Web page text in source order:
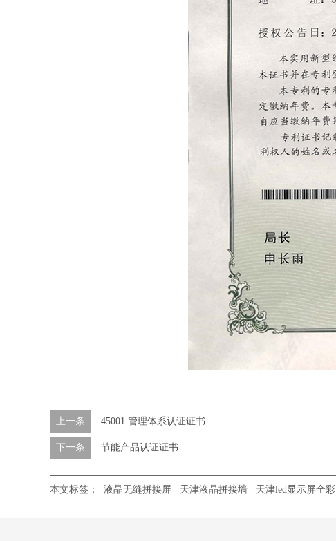
上一条 45001 管理体系认证证书
下一条 节能产品认证证书
本文标签： 液晶无缝拼接屏 天津液晶拼接墙 天津led显示屏全彩